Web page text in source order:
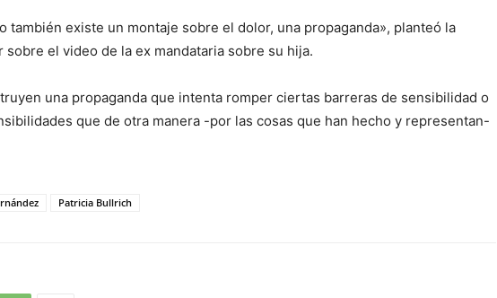
también existe un montaje sobre el dolor, una propaganda», planteó la
sobre el video de la ex mandataria sobre su hija.
una propaganda que intenta romper ciertas barreras de sensibilidad o
que de otra manera -por las cosas que han hecho y representan-
Patricia Bullrich